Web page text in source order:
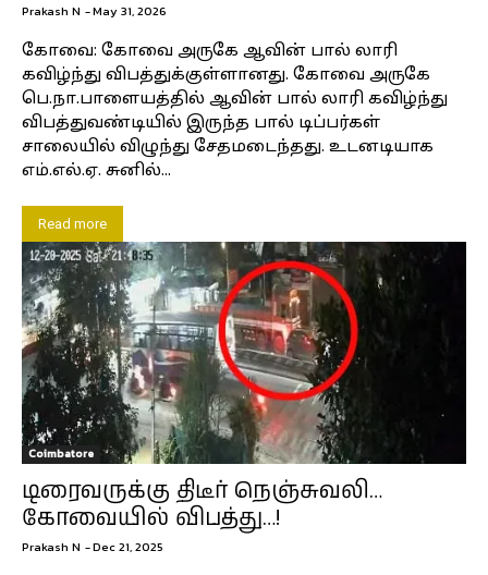
Prakash N -May 31, 2026
கோவை: கோவை அருகே ஆவின் பால் லாரி
கவிழ்ந்து விபத்துக்குள்ளானது. கோவை அருகே
பெ.நா.பாளையத்தில் ஆவின் பால் லாரி கவிழ்ந்து
விபத்துவண்டியில் இருந்த பால் டிப்பர்கள்
சாலையில் விழுந்து சேதமடைந்தது. உடனடியாக
எம்.எல்.ஏ. சுனில்...
Read more
Coimbatore
டிரைவருக்கு திடீர் நெஞ்சுவலி…
கோவையில் விபத்து…!
Prakash N -Dec 21, 2025